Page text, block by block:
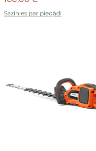
Sazinies par piegādi